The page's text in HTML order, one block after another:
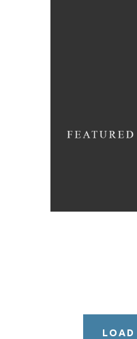
PROTEIN
LOAD